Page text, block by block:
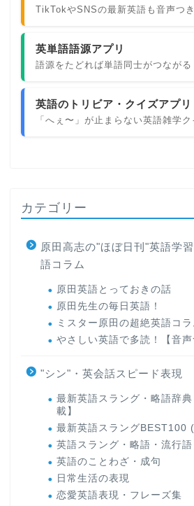
TikTokやSNSの最新英語も音声つ
英単語語源アプリ
語源をたどれば単語同士がつなが
英語のトリビア・クイズアプリ
「へぇ〜」が止まらない英語雑学
カテゴリー
原田高志の"ほぼ日刊"英語学
語コラム
原田英語とっておきの話
原田先生の毎日英語！
ミスター原田の超絶英語コラ
やさしい英語で多読！【音声
"シン"・英会話スピード表現
最新英語スラング・略語辞
載】
最新英語スラングBEST100
英語スラング・略語・流行
英語のことわざ・成句
日常生活の表現
恋愛英語表現・フレーズ集